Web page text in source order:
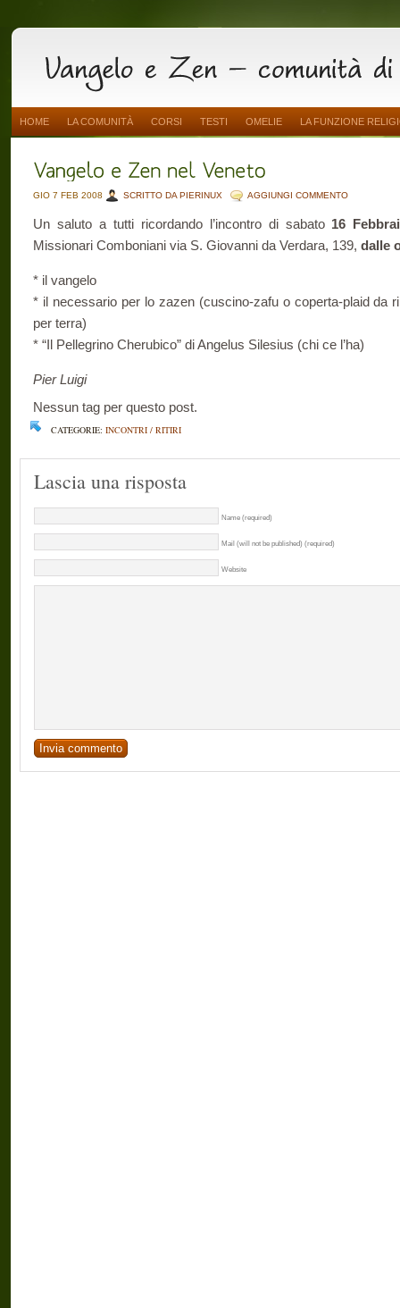
HOME LA COMUNITÀ CORSI TESTI OMELIE LA FUNZIONE
GIO 7 FEB 2008 SCRITTO DA PIERINUX AGGIUNGI COMMENTO
Un saluto a tutti ricordando l’incontro di sabato 16
Missionari Comboniani via S. Giovanni da Verdara, 139, dalle
* il vangelo
* il necessario per lo zazen (cuscino-zafu o coperta-plaid da
per terra)
* “Il Pellegrino Cherubico” di Angelus Silesius (chi ce l’ha)
Pier Luigi
Nessun tag per questo post.
CATEGORIE: INCONTRI / RITIRI
Lascia una risposta
Name (required)
Mail (will not be published) (required)
Website